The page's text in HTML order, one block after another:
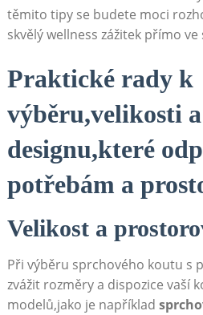
těmito tipy se budete moci
skvělý wellness zážitek přímo ve
Praktické rady k
výběru,velikosti a
designu,které
potřebám a
Velikost a
Při výběru sprchového koutu s
zvážit rozměry a dispozice vaší
modelů,jako je například